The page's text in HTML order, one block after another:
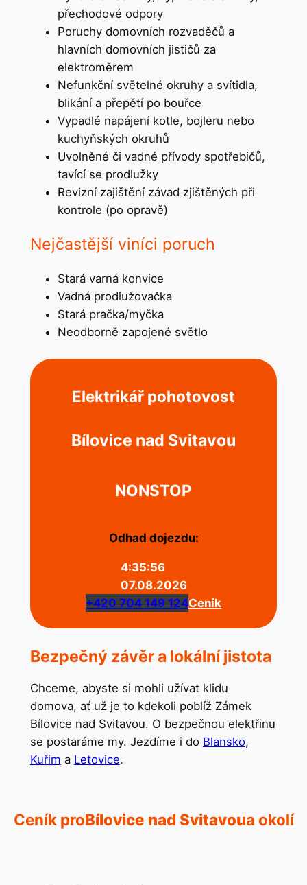
přechodové odpory
Poruchy domovních rozvaděčů a
hlavních domovních jističů za
elektroměrem
Nefunkční světelné okruhy a svítidla,
blikání a přepětí po bouřce
Vypadlé napájení kotle, bojleru nebo
kuchyňských okruhů
Uvolněné či vadné přívody spotřebičů,
tavící se prodlužky
Revizní zajištění závad zjištěných při
kontrole (po opravě)
Nejčastější viníci poruch
Stará varná konvice
Vadná prodlužovačka
Stará pračka/myčka
Neodborně zapojené světlo
Elektrikář pohotovost
Bílovice nad Svitavou
NONSTOP
Odhad dojezdu:
4:35:56
07.08.2026
+420 704 149 124Ceník
Bezpečný závěr a lokální jistota
Chceme, abyste si mohli užívat klidu
domova, ať už je to kdekoli poblíž Zámek
Bílovice nad Svitavou. O bezpečnou elektřinu
se postaráme my. Jezdíme i do Blansko,
Kuřim a Letovice.
Ceník proBílovice nad Svitavoua okolí